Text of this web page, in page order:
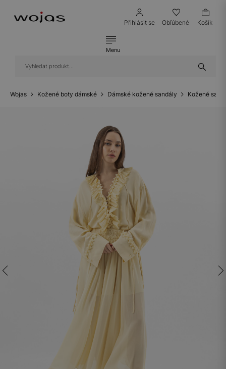
Přihlásit se Obľúbené Košík
Menu
Wojas Kožené boty dámské Dámské kožené sandály Kožené